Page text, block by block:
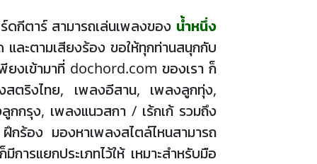
ดกีตาร์ สามารถเล่นเพลงของ นํ้าหนึ่ง
ละตามเสียงร้อง ขอให้ทุกท่านสนุกกับ
งเข้ามาที่ dochord.com ของเรา ก็
งสตริงไทย, เพลงอีสาน, เพลงลูกทุ่ง,
กรุง, เพลงแนวสกา / เร้กเก้ รวมถึง
กร้อง มองหาเพลงสไตล์ไหนสามารถ
ารแยกประเภทไว้ให้ เหมาะสำหรับมือ